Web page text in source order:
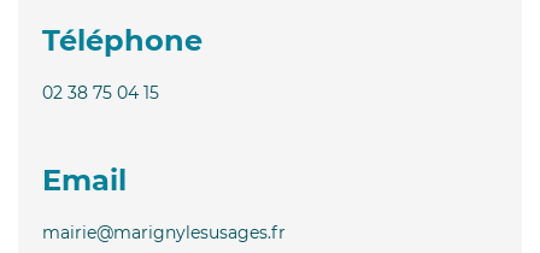
Téléphone
02 38 75 04 15
Email
mairie@marignylesusages.fr